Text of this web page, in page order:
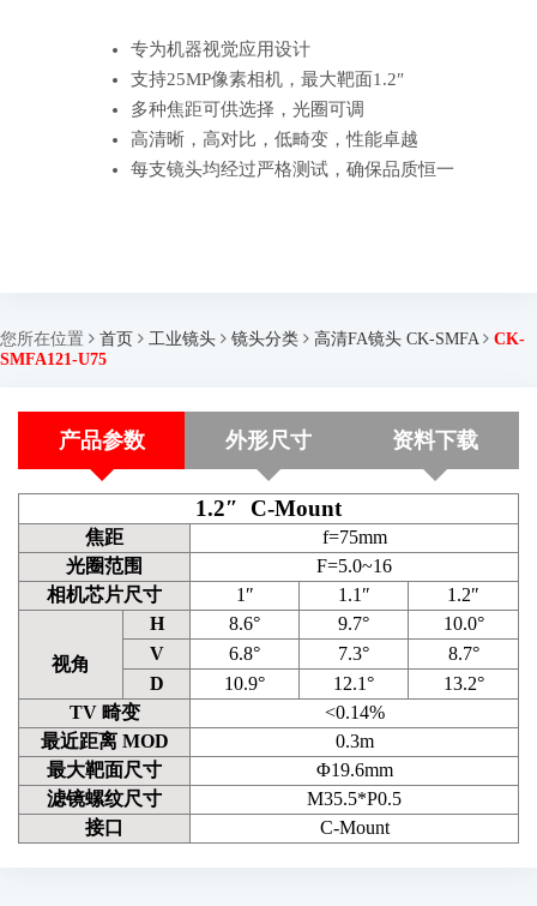
专为机器视觉应用设计
支持25MP像素相机，最大靶面1.2″
多种焦距可供选择，光圈可调
高清晰，高对比，低畸变，性能卓越
每支镜头均经过严格测试，确保品质恒一
您所在位置 首页 工业镜头 镜头分类 高清FA镜头 CK-SMFA
CK-
SMFA121-U75
产品参数 外形尺寸 资料下载
1.2″ C-Mount
焦距
f=75mm
光圈范围
F=5.0~16
相机芯片尺寸
1″ 1.1″ 1.2″
视角
H 8.6° 9.7°
10.0°
V
6.8° 7.3°
8.7°
D
10.9° 12.1°
13.2°
TV 畸变
<0.14%
最近距离 MOD
0.3m
最大靶面尺寸
Φ19.6mm
滤镜螺纹尺寸
M35.5*P0.5
接口
C-Mount